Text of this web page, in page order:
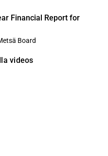
Financial Report for
Board
videos